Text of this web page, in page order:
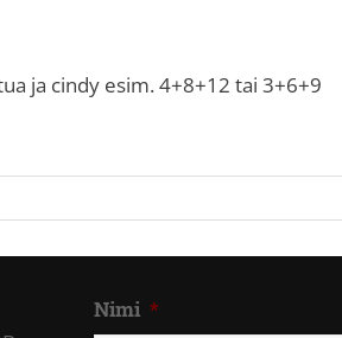
ja cindy esim. 4+8+12 tai 3+6+9
Nimi *